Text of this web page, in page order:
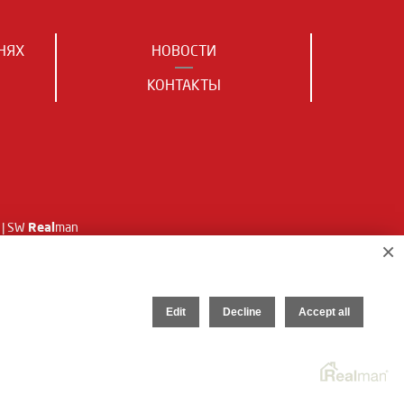
НОВОСТИ
КОНТАКТЫ
| SW Realman
×
Edit Decline Accept all